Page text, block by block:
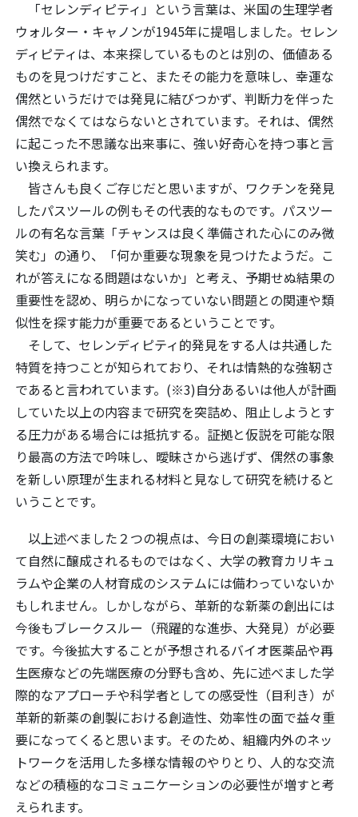
「セレンディピティ」という言葉は、米国の生理学者
ウォルター・キャノンが1945年に提唱しました。セレン
ディピティは、本来探しているものとは別の、価値ある
ものを見つけだすこと、またその能力を意味し、幸運な
偶然というだけでは発見に結びつかず、判断力を伴った
偶然でなくてはならないとされています。それは、偶然
に起こった不思議な出来事に、強い好奇心を持つ事と言
い換えられます。
皆さんも良くご存じだと思いますが、ワクチンを発見
したパスツールの例もその代表的なものです。パスツー
ルの有名な言葉「チャンスは良く準備された心にのみ微
笑む」の通り、「何か重要な現象を見つけたようだ。こ
れが答えになる問題はないか」と考え、予期せぬ結果の
重要性を認め、明らかになっていない問題との関連や類
似性を探す能力が重要であるということです。
そして、セレンディピティ的発見をする人は共通した
特質を持つことが知られており、それは情熱的な強靭さ
であると言われています。(※3)自分あるいは他人が計画
していた以上の内容まで研究を突詰め、阻止しようとす
る圧力がある場合には抵抗する。証拠と仮説を可能な限
り最高の方法で吟味し、曖昧さから逃げず、偶然の事象
を新しい原理が生まれる材料と見なして研究を続けると
いうことです。
以上述べました２つの視点は、今日の創薬環境におい
て自然に醸成されるものではなく、大学の教育カリキュ
ラムや企業の人材育成のシステムには備わっていないか
もしれません。しかしながら、革新的な新薬の創出には
今後もブレークスルー（飛躍的な進歩、大発見）が必要
です。今後拡大することが予想されるバイオ医薬品や再
生医療などの先端医療の分野も含め、先に述べました学
際的なアプローチや科学者としての感受性（目利き）が
革新的新薬の創製における創造性、効率性の面で益々重
要になってくると思います。そのため、組織内外のネッ
トワークを活用した多様な情報のやりとり、人的な交流
などの積極的なコミュニケーションの必要性が増すと考
えられます。